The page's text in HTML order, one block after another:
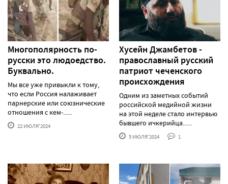
Многополярность по-
русски это людоедство.
Буквально.
Мы все уже привыкли к тому,
что если Россия налаживает
парнерские или союзнические
отношения с кем-......
22 ИЮЛЯ'2024
Хусейн Джамбетов -
православный русский
патриот чеченского
происхождения
Одним из заметных событий
российской медийной жизни
на этой неделе стало интервью
бывшего ичкерийца......
5 ИЮЛЯ'2024 1